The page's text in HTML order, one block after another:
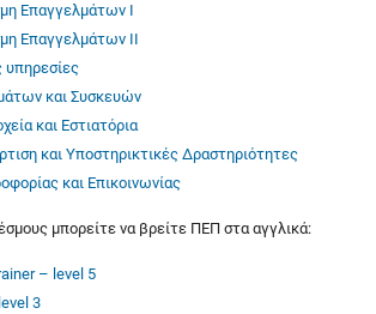
Επαγγελμάτων Ι
Επαγγελμάτων ΙΙ
υπηρεσίες
και Συσκευών
και Εστιατόρια
και Υποστηρικτικές Δραστηριότητες
και Επικοινωνίας
μπορείτε να βρείτε ΠΕΠ στα αγγλικά:
– level 5
3